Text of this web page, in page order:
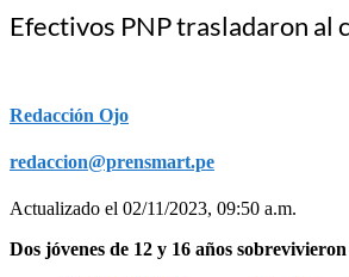
Efectivos PNP trasladaron al
Redacción Ojo
redaccion@prensmart.pe
Actualizado el 02/11/2023, 09:50 a.m.
Dos jóvenes de 12 y 16 años